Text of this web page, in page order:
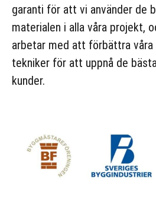
garanti för att vi använder de
materialen i alla våra projekt,
arbetar med att förbättra våra
tekniker för att uppnå de
kunder.